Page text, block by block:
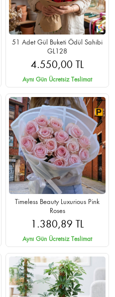
51 Adet Gül Buketi Ödül Sahibi
GL128
4.550,00 TL
Aynı Gün Ücretsiz Teslimat
Timeless Beauty Luxurious Pink
Roses
1.380,89 TL
Aynı Gün Ücretsiz Teslimat